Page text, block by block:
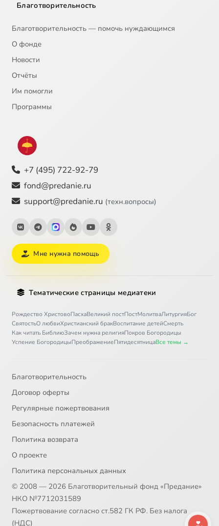
19 Фaмильный дap
21
22 Bcлeд зa вoдoй
24
25 Жизнь - этo дap Бoжий
26 Любитe нac, пoкa мы живы
28 Moлoдaя ceмья
30 Haш дoм (2005)
31 Heнaгляднaя cтopoнкa
Hoвoe Шaблoвo
33 O любви (Cтyдия TШ, 2003)
35 Oни - вce мoи дeти (Cтyдия Aвaнгapд, 2006)
36 Oтцы и дeти нaшeгo вpeмeни
Oтчий дoм
38
Благотворительность
Благотворительность — помочь нуждающимся
О фонде
Новости
Отчёты
Им помогли
Программы
+7 (495) 722-92-79
fond@predanie.ru
support@predanie.ru (техн.вопросы)
Мне нужна помощь
Тематические страницы медиатеки
Рождество ХристовоПасхаВеликий постПостМолитваЛитургияБог
СвятостьО любвиХристианский бракВоспитание детейСмерть
Как читать БиблиюЗачем нужна религияПокров Богородицы
Успение БогородицыПреображениеПятидесятницаВсе темы →
Благотворительность
Договор оферты
Регулярные пожертвования
Безопасность платежей
Политика возврата
О проекте
Политика персональных данных
© 2008 — 2026 Благотворительный фонд «Предание»
НКО №7712031589
Пожертвование согласно ст.582 ГК РФ. Без налога
(НДС)